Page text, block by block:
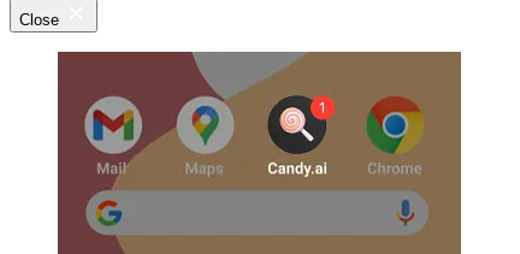
Close